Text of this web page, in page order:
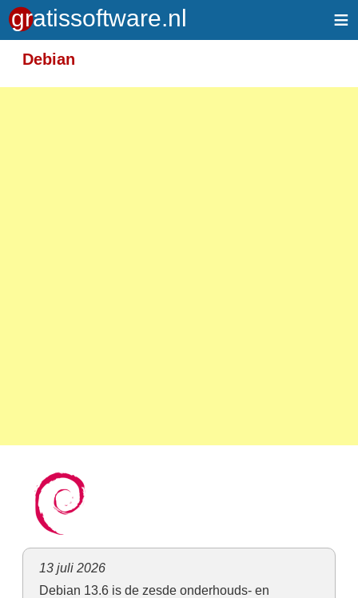
≡
Debian
13 juli 2026
Debian 13.6 is de zesde onderhouds- en